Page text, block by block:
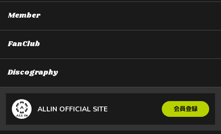
Member
FanClub
Discography
ALLIN OFFICIAL SITE 会員登録